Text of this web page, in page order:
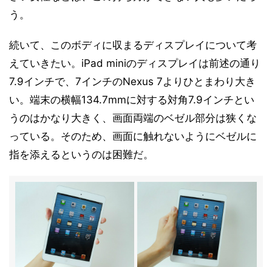
う。
続いて、このボディに収まるディスプレイについて考
えていきたい。iPad miniのディスプレイは前述の通り
7.9インチで、7インチのNexus 7よりひとまわり大き
い。端末の横幅134.7mmに対する対角7.9インチとい
うのはかなり大きく、画面両端のベゼル部分は狭くな
っている。そのため、画面に触れないようにベゼルに
指を添えるというのは困難だ。